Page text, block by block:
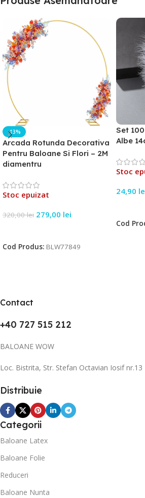
-13%
Arcada Rotunda Decorativa
Pentru Baloane Si Flori – 2M
diamentru
Stoc epuizat
320,00lei 279,00 lei
Cod Produs: BLW77849
Set
Albe
Stoc
24,90
Cod
Contact
+40 727 515 212
BALOANE WOW
Loc. Bistrita, Str. Stefan Octavian Iosif nr.13
Distribuie
Categorii
Baloane Latex
Baloane Folie
Reduceri
Baloane Nunta